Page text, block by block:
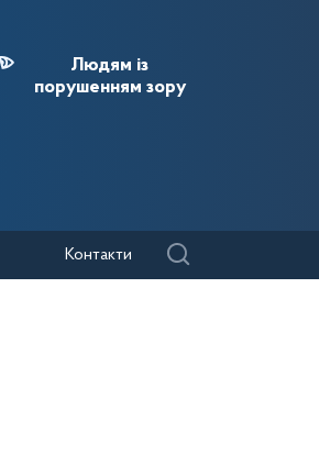
Людям із
порушенням зору
Контакти